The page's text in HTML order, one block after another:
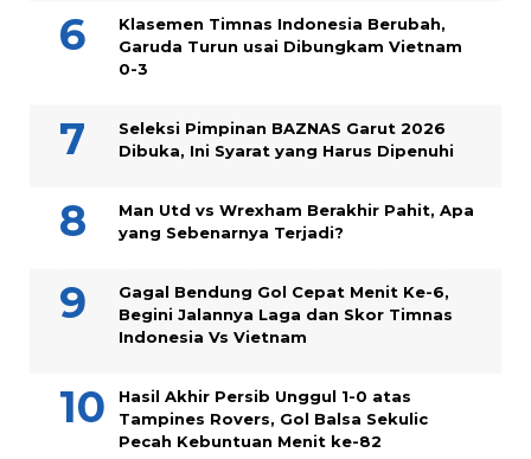
Klasemen Timnas Indonesia Berubah,
Garuda Turun usai Dibungkam Vietnam
0-3
Seleksi Pimpinan BAZNAS Garut 2026
Dibuka, Ini Syarat yang Harus Dipenuhi
Man Utd vs Wrexham Berakhir Pahit, Apa
yang Sebenarnya Terjadi?
Gagal Bendung Gol Cepat Menit Ke-6,
Begini Jalannya Laga dan Skor Timnas
Indonesia Vs Vietnam
Hasil Akhir Persib Unggul 1-0 atas
Tampines Rovers, Gol Balsa Sekulic
Pecah Kebuntuan Menit ke-82